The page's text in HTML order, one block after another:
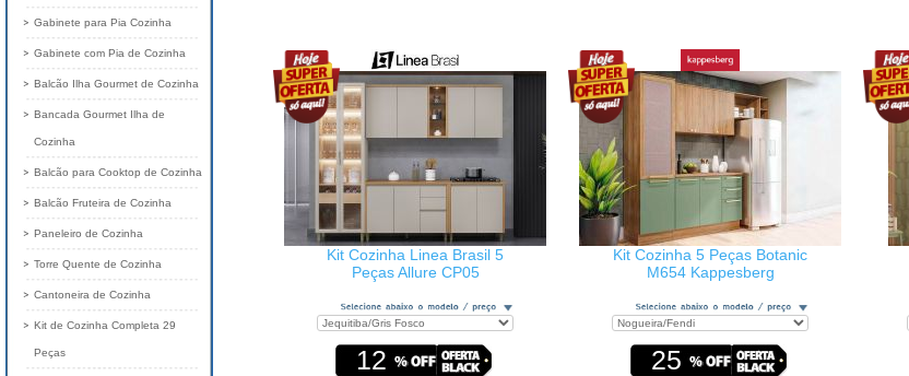
Kit Cozinha Linea Brasil 5
Peças Allure CP05
12
Kit Cozinha 5 Peças Botanic
M654 Kappesberg
25
Gabinete para Pia Cozinha
Gabinete com Pia de Cozinha
Balcão Ilha Gourmet de Cozinha
Bancada Gourmet Ilha de
Cozinha
Balcão para Cooktop de Cozinha
Balcão Fruteira de Cozinha
Paneleiro de Cozinha
Torre Quente de Cozinha
Cantoneira de Cozinha
Kit de Cozinha Completa 29
Peças